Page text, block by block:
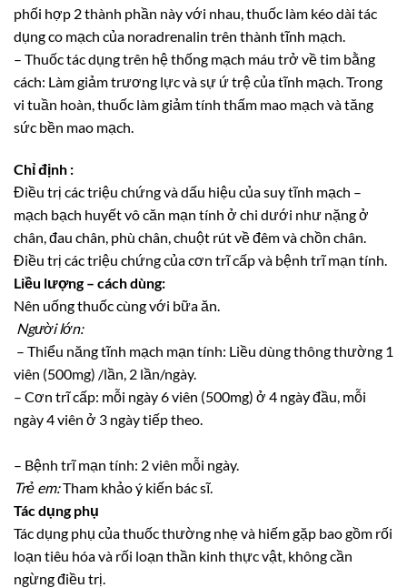
phối hợp 2 thành phần này với nhau, thuốc làm kéo dài tác
dụng co mạch của noradrenalin trên thành tĩnh mạch.
– Thuốc tác dụng trên hệ thống mạch máu trở về tim bằng
cách: Làm giảm trương lực và sự ứ trệ của tĩnh mạch. Trong
vi tuần hoàn, thuốc làm giảm tính thấm mao mạch và tăng
sức bền mao mạch.
Chỉ định :
Điều trị các triệu chứng và dấu hiệu của suy tĩnh mạch –
mạch bạch huyết vô căn mạn tính ở chi dưới như nặng ở
chân, đau chân, phù chân, chuột rút về đêm và chồn chân.
Điều trị các triệu chứng của cơn trĩ cấp và bệnh trĩ mạn tính.
Liều lượng – cách dùng:
Nên uống thuốc cùng với bữa ăn.
Người lớn:
– Thiểu năng tĩnh mạch mạn tính: Liều dùng thông thường 1
viên (500mg) /lần, 2 lần/ngày.
– Cơn trĩ cấp: mỗi ngày 6 viên (500mg) ở 4 ngày đầu, mỗi
ngày 4 viên ở 3 ngày tiếp theo.
– Bệnh trĩ mạn tính: 2 viên mỗi ngày.
Trẻ em:Tham khảo ý kiến bác sĩ.
Tác dụng phụ
Tác dụng phụ của thuốc thường nhẹ và hiếm gặp bao gồm rối
loạn tiêu hóa và rối loạn thần kinh thực vật, không cần
ngừng điều trị.